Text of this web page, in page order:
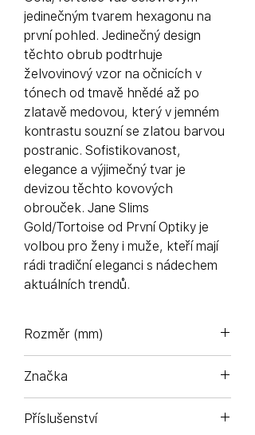
jedinečným tvarem hexagonu na
první pohled. Jedinečný design
těchto obrub podtrhuje
želvovinový vzor na očnicích v
tónech od tmavě hnědé až po
zlatavě medovou, který v jemném
kontrastu souzní se zlatou barvou
postranic. Sofistikovanost,
elegance a výjimečný tvar je
devizou těchto kovových
obrouček. Jane Slims
Gold/Tortoise od První Optiky je
volbou pro ženy i muže, kteří mají
rádi tradiční eleganci s nádechem
aktuálních trendů.
Rozměr (mm)
Značka
Příslušenství